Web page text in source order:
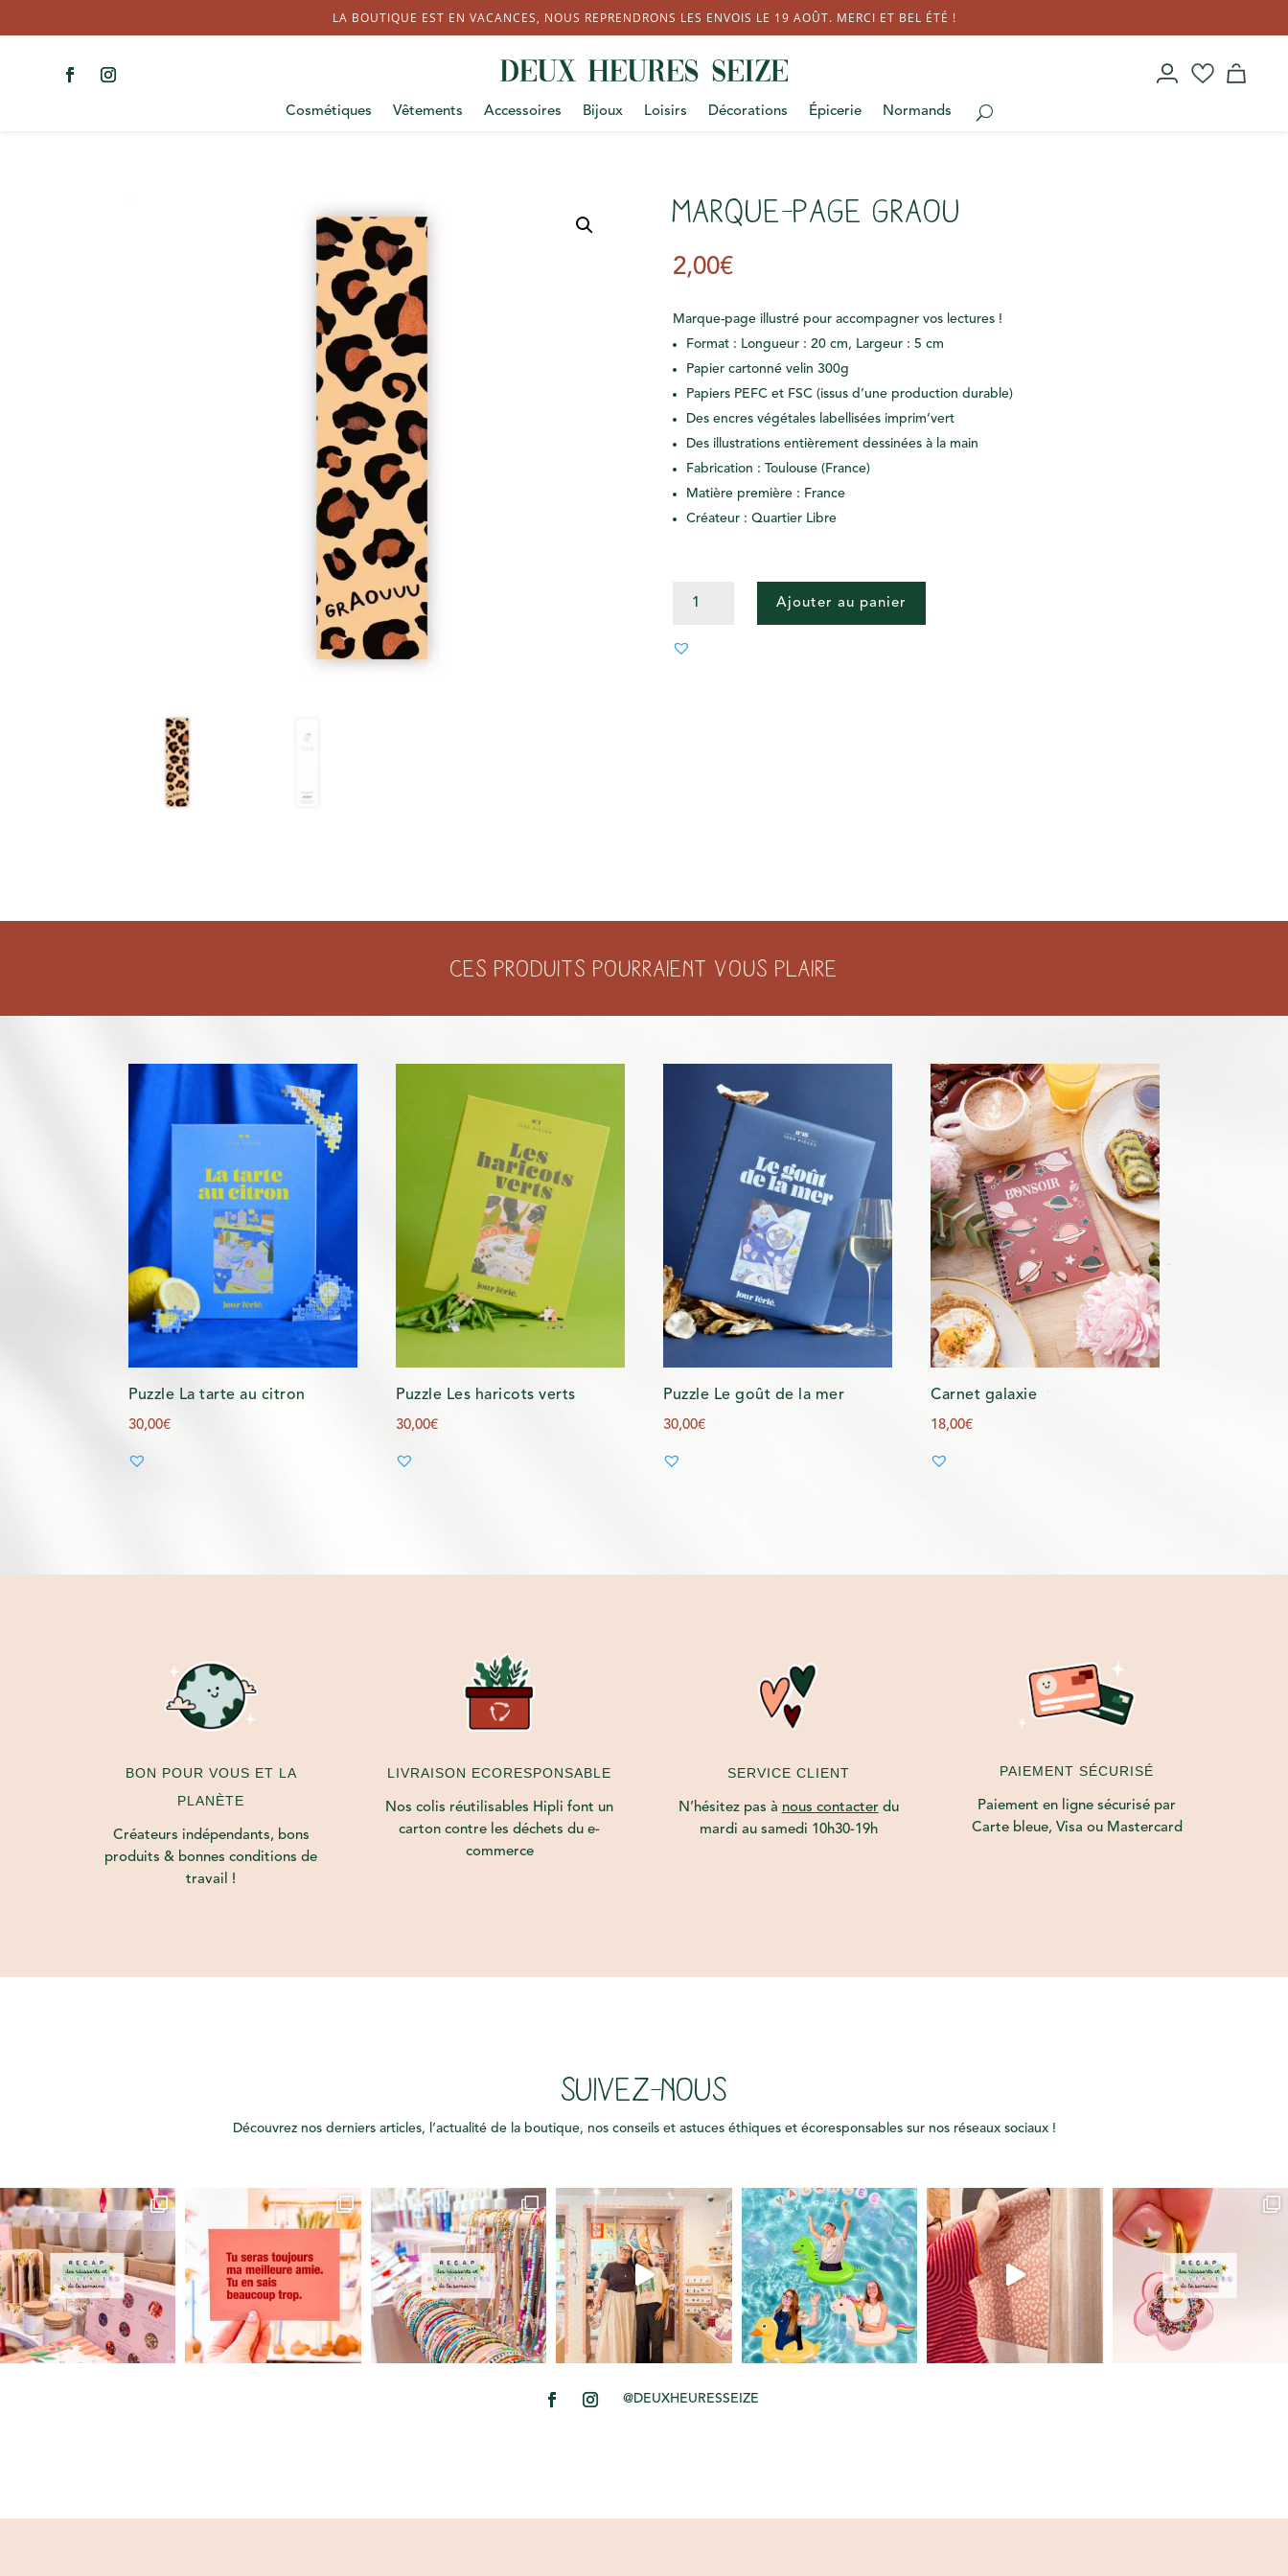
LA BOUTIQUE EST EN VACANCES, NOUS REPRENDRONS LES ENVOIS LE 19 AOÛT. MERCI ET BEL ÉTÉ !
Cosmétiques Vêtements Accessoires Bijoux Loisirs Décorations Épicerie Normands
Marque-page Graou
2,00€
Marque-page illustré pour accompagner vos lectures !
Format : Longueur : 20 cm, Largeur : 5 cm
Papier cartonné velin 300g
Papiers PEFC et FSC (issus d’une production durable)
Des encres végétales labellisées imprim’vert
Des illustrations entièrement dessinées à la main
Fabrication : Toulouse (France)
Matière première : France
Créateur : Quartier Libre
PAGE
Ajouter au panier
Ces produits pourraient vous plaire
Puzzle La tarte au citron
30,00€
Puzzle Les haricots verts
30,00€
Puzzle Le goût de la mer
30,00€
Carnet galaxie
18,00€
BON POUR VOUS ET LA
PLANÈTE
Créateurs indépendants, bons
produits & bonnes conditions de
travail !
LIVRAISON ECORESPONSABLE
Nos colis réutilisables Hipli font un
carton contre les déchets du e-
commerce
SERVICE CLIENT
N’hésitez pas à nous contacter du
mardi au samedi 10h30-19h
PAIEMENT SÉCURISÉ
Paiement en ligne sécurisé par
Carte bleue, Visa ou Mastercard
SUIVEZ-NOUS
Découvrez nos derniers articles, l’actualité de la boutique, nos conseils et astuces éthiques et écoresponsables sur nos réseaux sociaux !
@DEUXHEURESSEIZE